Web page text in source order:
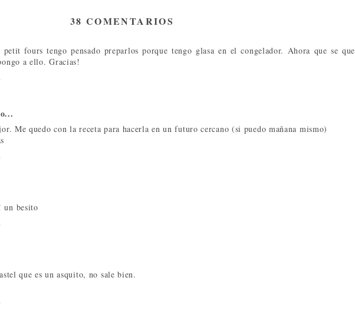
38 COMENTARIOS
fours tengo pensado preparlos porque tengo glasa en el congelador. Ahora que se que
a ello. Gracias!
Me quedo con la receta para hacerla en un futuro cercano (si puedo mañana mismo)
un besito
que es un asquito, no sale bien.